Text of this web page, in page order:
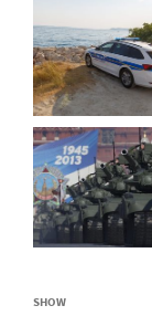
SHOW